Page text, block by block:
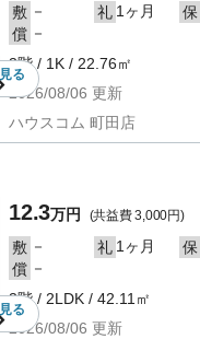
見る
敷 － 礼 1ヶ月 保
償 －
3階 / 1K / 22.76㎡
2026/08/06 更新
ハウスコム 町田店
見る
12.3万円 (共益費 3,000円)
敷 － 礼 1ヶ月 保
償 －
3階 / 2LDK / 42.11㎡
2026/08/06 更新